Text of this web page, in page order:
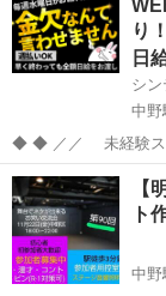
2025年6月にはデビ
トを開催。
り
日
中野
◆ ◆ ／／ 未経験スタート9割以上！ 経験や知識は一切不要で始
めやすい♪ シフトの
できるので 続けやすい♪働きや
『思うように稼...
東京 中野区
【
ト
中野